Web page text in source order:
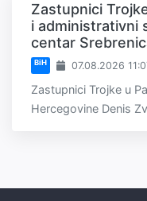
Zastupnici
i administrativni
centar
BiH 07.08.2026
Zastupnici Trojke u
Hercegovine Denis